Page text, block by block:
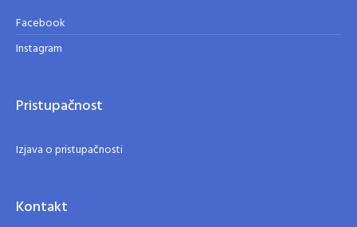
Facebook
Instagram
Pristupačnost
Izjava o pristupačnosti
Kontakt